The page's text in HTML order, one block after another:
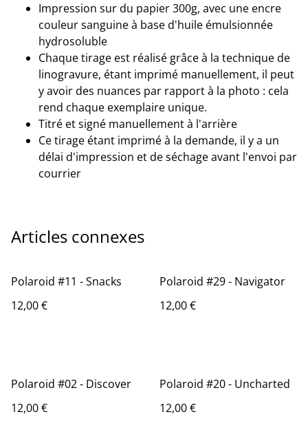
Impression sur du papier 300g, avec une encre
couleur sanguine à base d'huile émulsionnée
hydrosoluble
Chaque tirage est réalisé grâce à la technique de
linogravure, étant imprimé manuellement, il peut
y avoir des nuances par rapport à la photo : cela
rend chaque exemplaire unique.
Titré et signé manuellement à l'arrière
Ce tirage étant imprimé à la demande, il y a un
délai d'impression et de séchage avant l'envoi par
courrier
Articles connexes
Polaroid #11 - Snacks
12,00 €
Polaroid #29 - Navigator
12,00 €
Polaroid #02 - Discover
12,00 €
Polaroid #20 - Uncharted
12,00 €